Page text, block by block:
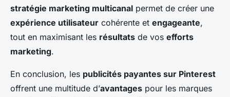
stratégie marketing multicanal permet de créer une
expérience utilisateur cohérente et engageante,
tout en maximisant les résultats de vos efforts
marketing.
En conclusion, les publicités payantes sur Pinterest
offrent une multitude d’avantages pour les marques